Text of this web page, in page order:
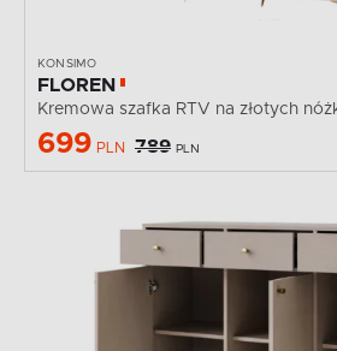
KONSIMO
FLOREN
Kremowa szafka RTV na złotych
699 PLN 789 PLN